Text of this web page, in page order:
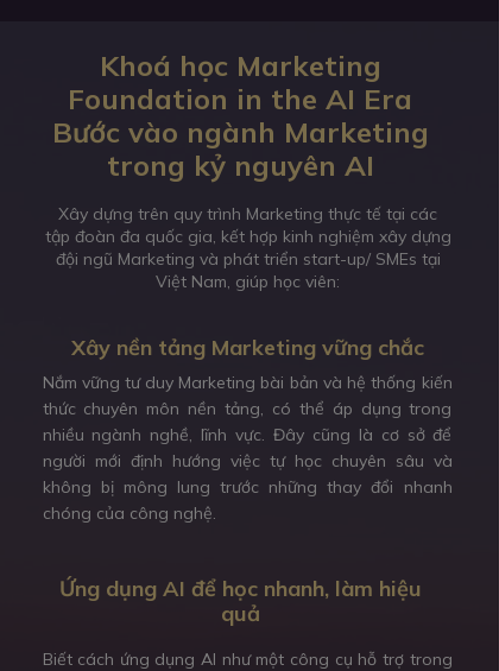
Ứng dụng AI để học nhanh, làm hiệu
quả
Biết cách ứng dụng AI như một công cụ hỗ trợ trong
Xây nền tảng Marketing vững chắc
Nắm vững tư duy Marketing bài bản và hệ thống kiến
thức chuyên môn nền tảng, có thể áp dụng trong
nhiều ngành nghề, lĩnh vực. Đây cũng là cơ sở để
người mới định hướng việc tự học chuyên sâu và
không bị mông lung trước những thay đổi nhanh
chóng của công nghệ.
Khoá học Marketing
Foundation in the AI Era
Bước vào ngành Marketing
trong kỷ nguyên AI
Xây dựng trên quy trình Marketing thực tế tại các
tập đoàn đa quốc gia, kết hợp kinh nghiệm xây dựng
đội ngũ Marketing và phát triển start-up/ SMEs tại
Việt Nam, giúp học viên: